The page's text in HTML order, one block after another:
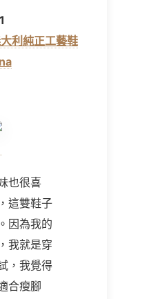
利純正工藝鞋
也很喜
這雙鞋子
因為我的
我就是穿
，我覺得
合瘦腳